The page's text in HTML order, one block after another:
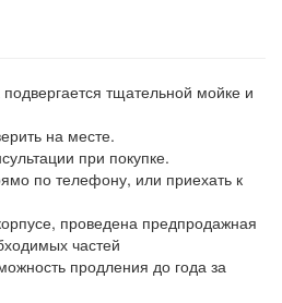
тщательной мойке и
на месте.
при покупке.
по телефону, или приехать к
проведена предпродажная
частей
продления до года за